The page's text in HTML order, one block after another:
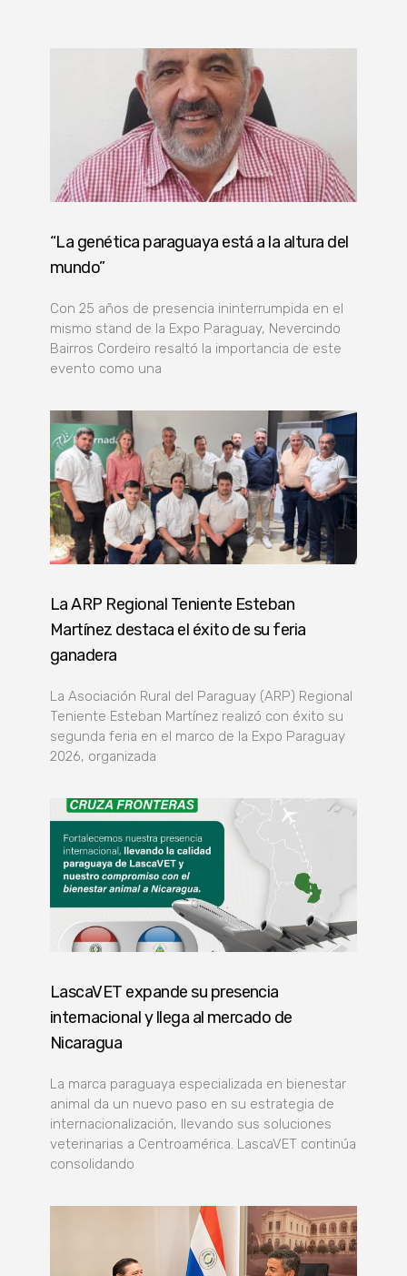
“La genética paraguaya está a la altura del
mundo”
Con 25 años de presencia ininterrumpida en el
mismo stand de la Expo Paraguay, Nevercindo
Bairros Cordeiro resaltó la importancia de este
evento como una
La ARP Regional Teniente Esteban
Martínez destaca el éxito de su feria
ganadera
La Asociación Rural del Paraguay (ARP) Regional
Teniente Esteban Martínez realizó con éxito su
segunda feria en el marco de la Expo Paraguay
2026, organizada
LascaVET expande su presencia
internacional y llega al mercado de
Nicaragua
La marca paraguaya especializada en bienestar
animal da un nuevo paso en su estrategia de
internacionalización, llevando sus soluciones
veterinarias a Centroamérica. LascaVET continúa
consolidando